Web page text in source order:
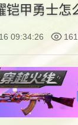
铠甲勇士怎
09:34:26